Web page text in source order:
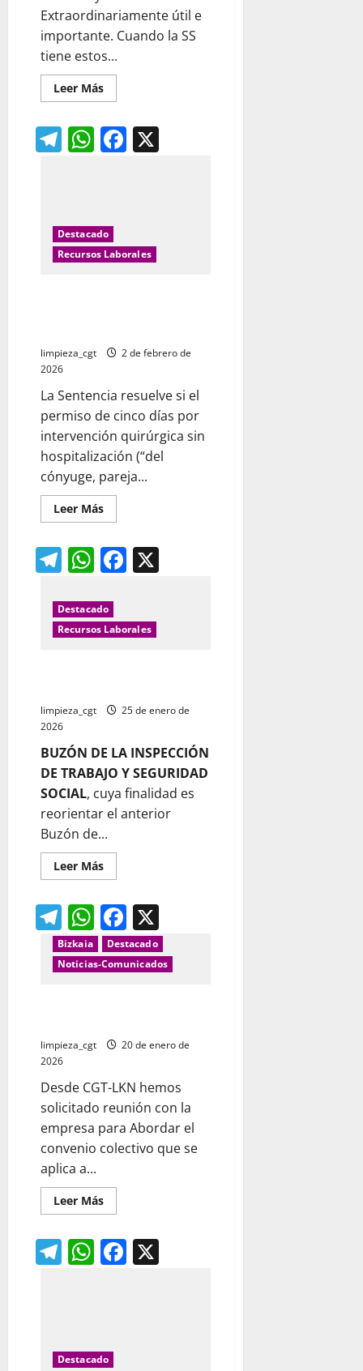
Extraordinariamente útil e
importante. Cuando la SS
tiene estos...
Leer MásLeer
más
Trámites
oficiales
por
Hacienda
y
SEPE.
Telegram
WhatsApp
Facebook
Destacado
Recursos Laborales
limpieza_cgt
2 de febrero de
2026
La Sentencia resuelve si el
permiso de cinco días por
intervención quirúrgica sin
hospitalización (“del
cónyuge, pareja...
Leer MásLeer
más
El
reposo
domiciliario
a
ingreso
en
cuestión
Telegram
WhatsApp
Facebook
Destacado
Recursos Laborales
limpieza_cgt
25 de enero de
2026
BUZÓN DE LA INSPECCIÓN
DE TRABAJO Y SEGURIDAD
SOCIAL, cuya finalidad es
reorientar el anterior
Buzón de...
Leer MásLeer
más
¿Cómo
mandar
una
Inspección
de
Trabajo
Telegram
WhatsApp
Facebook
Bizkaia
Destacado
Noticias-Comunicados
limpieza_cgt
20 de enero de
2026
Desde CGT-LKN hemos
solicitado reunión con la
empresa para Abordar el
convenio colectivo que se
aplica a...
Leer MásLeer
más
Cambio
de
convenio
Telegram
WhatsApp
Facebook
Destacado